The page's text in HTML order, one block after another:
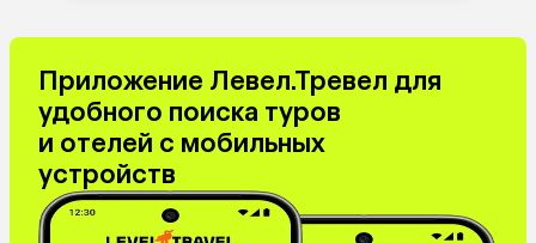
Приложение Левел.Тревел для
удобного поиска туров
и отелей с мобильных
устройств